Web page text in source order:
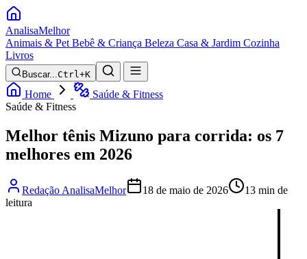
AnalisaMelhor
Animais & Pet Bebê & Criança Beleza Casa & Jardim Cozinha
Livros
Buscar...Ctrl+K
Home
Saúde & Fitness
Saúde & Fitness
Melhor tênis Mizuno para corrida: os 7
melhores em 2026
Redação AnalisaMelhor 18 de maio de 2026
13 min de
leitura